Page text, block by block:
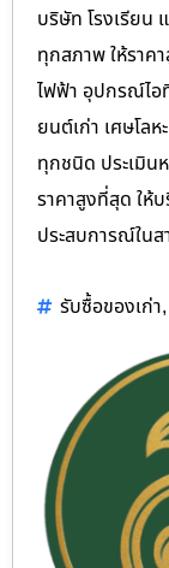
บริษัท โรงเรียน
ทุกสภาพ ให้ราค
ไฟฟ้า อุปกรณ์ไอ
ยนต์เก่า เศษโล
ทุกชนิด ประเมิน
ราคาสูงที่สุด ให้
ประสบการณ์ใน
รับซื้อของเก่า,